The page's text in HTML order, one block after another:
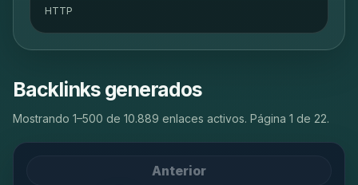
HTTP
Backlinks generados
Mostrando 1–500 de 10.889 enlaces activos. Página 1 de 22.
Anterior